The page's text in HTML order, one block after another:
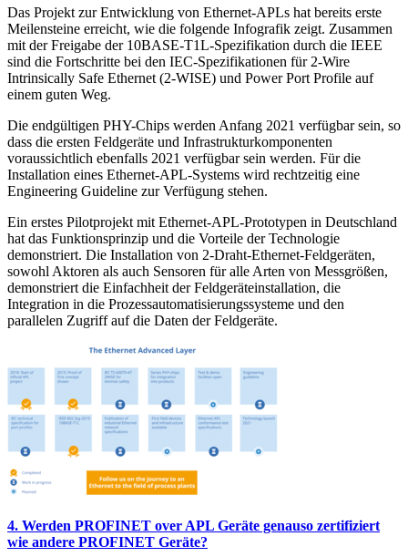
Das Projekt zur Entwicklung von Ethernet-APLs hat bereits erste
Meilensteine erreicht, wie die folgende Infografik zeigt. Zusammen
mit der Freigabe der 10BASE-T1L-Spezifikation durch die IEEE
sind die Fortschritte bei den IEC-Spezifikationen für 2-Wire
Intrinsically Safe Ethernet (2-WISE) und Power Port Profile auf
einem guten Weg.
Die endgültigen PHY-Chips werden Anfang 2021 verfügbar sein, so
dass die ersten Feldgeräte und Infrastrukturkomponenten
voraussichtlich ebenfalls 2021 verfügbar sein werden. Für die
Installation eines Ethernet-APL-Systems wird rechtzeitig eine
Engineering Guideline zur Verfügung stehen.
Ein erstes Pilotprojekt mit Ethernet-APL-Prototypen in Deutschland
hat das Funktionsprinzip und die Vorteile der Technologie
demonstriert. Die Installation von 2-Draht-Ethernet-Feldgeräten,
sowohl Aktoren als auch Sensoren für alle Arten von Messgrößen,
demonstriert die Einfachheit der Feldgeräteinstallation, die
Integration in die Prozessautomatisierungssysteme und den
parallelen Zugriff auf die Daten der Feldgeräte.
4. Werden PROFINET over APL Geräte genauso zertifiziert
wie andere PROFINET Geräte?